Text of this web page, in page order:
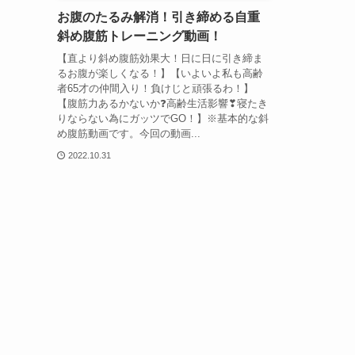
お腹のたるみ解消！引き締める自重
斜め腹筋トレーニング動画！
【直より斜め腹筋効果大！日に日に引き締ま
るお腹が楽しくなる！】【いよいよ私も高齢
者65才の仲間入り！負けじと頑張るわ！】
【腹筋力あるかないか❓高齢生活影響❣寝たき
りならない為にガッツでGO！】※基本的な斜
め腹筋動画です。今回の動画...
2022.10.31